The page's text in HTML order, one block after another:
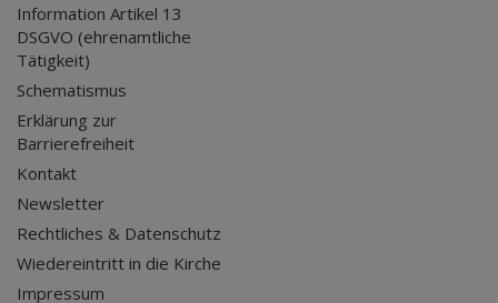
Information Artikel 13
DSGVO (ehrenamtliche
Tätigkeit)
Schematismus
Erklärung zur
Barrierefreiheit
Kontakt
Newsletter
Rechtliches & Datenschutz
Wiedereintritt in die Kirche
Impressum